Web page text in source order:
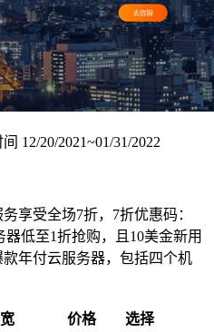
12/20/2021~01/31/2022
享受全场7折，7折优惠码：
器低至1折抢购，且10美金新用
年付云服务器，包括四个机
价格 选择